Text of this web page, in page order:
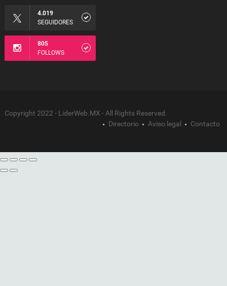
4.019
SEGUIDORES
805
FOLLOWS
Copyright 2022 - LiderWeb.MX - All Rights Reserved.
Directorio
Aviso legal Contacto